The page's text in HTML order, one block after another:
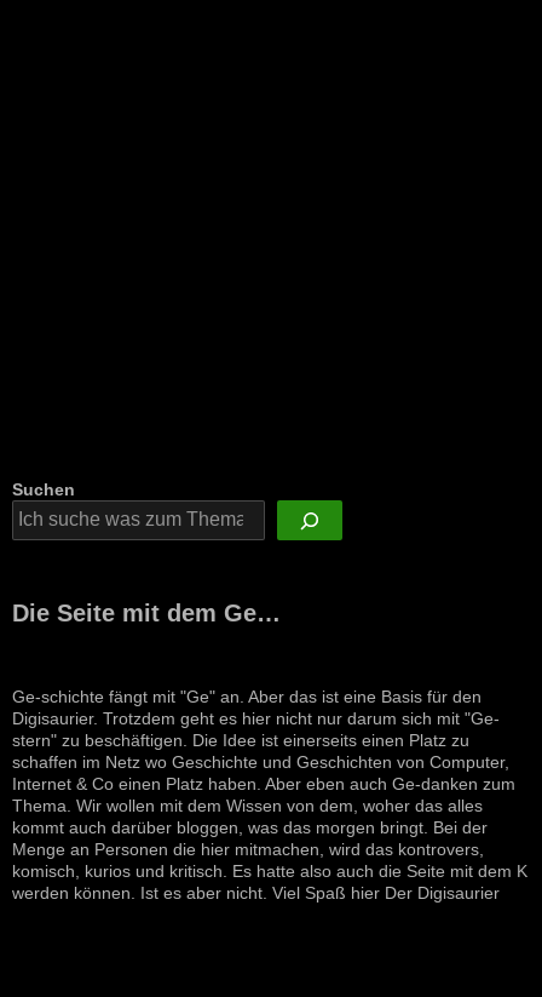
Suchen
Die Seite mit dem Ge…
Ge-schichte fängt mit "Ge" an. Aber das ist eine Basis für den
Digisaurier. Trotzdem geht es hier nicht nur darum sich mit "Ge-
stern" zu beschäftigen. Die Idee ist einerseits einen Platz zu
schaffen im Netz wo Geschichte und Geschichten von Computer,
Internet & Co einen Platz haben. Aber eben auch Ge-danken zum
Thema. Wir wollen mit dem Wissen von dem, woher das alles
kommt auch darüber bloggen, was das morgen bringt. Bei der
Menge an Personen die hier mitmachen, wird das kontrovers,
komisch, kurios und kritisch. Es hatte also auch die Seite mit dem K
werden können. Ist es aber nicht. Viel Spaß hier Der Digisaurier